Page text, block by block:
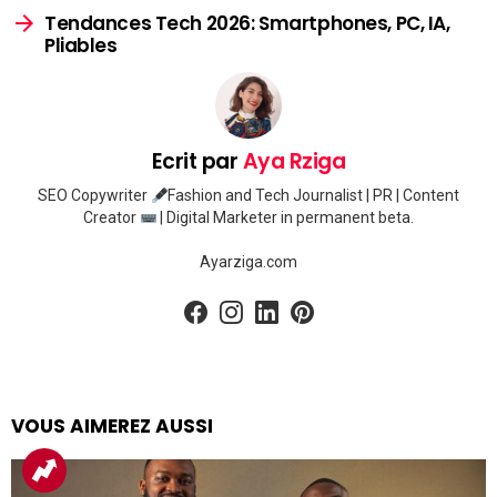
Tendances Tech 2026: Smartphones, PC, IA,
Pliables
Ecrit parAya Rziga
SEO Copywriter
Fashion and Tech Journalist | PR | Content
Creator
| Digital Marketer in permanent beta.
Ayarziga.com
facebookinstagram
linkedin
VOUS AIMEREZ AUSSI